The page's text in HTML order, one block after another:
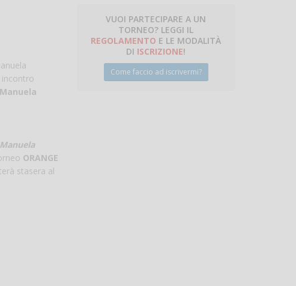
incontro
Manuela
Manuela
ORANGE
stasera al
VUOI PARTECIPARE A UN
TORNEO? LEGGI IL
REGOLAMENTO E LE MODALITÀ
DI ISCRIZIONE!
Come faccio ad iscrivermi?